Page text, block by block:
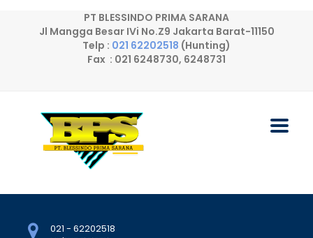
PT BLESSINDO PRIMA SARANA
Jl Mangga Besar IVi No.Z9 Jakarta Barat-11150
Telp : 021 62202518 (Hunting)
Fax : 021 6248730, 6248731
021 - 62202518